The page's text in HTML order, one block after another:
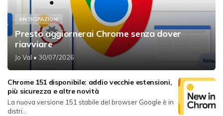
ANTICIPAZIONI
Presto aggiornerai Chrome senza dover
riavviare
Jo Val • 30/07/2026
Chrome 151 disponibile: addio vecchie estensioni,
più sicurezza e altre novità
La nuova versione 151 stabile del browser Google è in
distri...